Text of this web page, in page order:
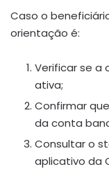
Caso o
orientação é:
Verificar se a
ativa;
Confirmar
da conta
Consultar o
aplicativo da